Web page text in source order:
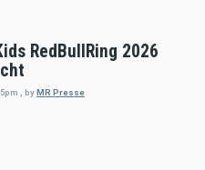
RedBullRing 2026
byMR Presse